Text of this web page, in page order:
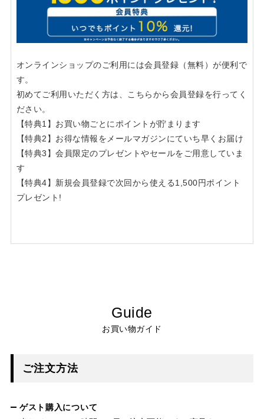
オンラインショップのご利用には会員登録（無料）が便利で
す。
初めてご利用いただく方は、こちらから会員登録を行ってく
ださい。
【特典1】お買い物ごとにポイントが貯まります
【特典2】お得な情報をメールマガジンにていち早くお届け
【特典3】会員限定のプレゼントやセールをご用意していま
す
【特典4】新規会員登録で次回から使える1,500円ポイント
プレゼント!
Guide
お買い物ガイド
ご注文方法
ゲスト購入について